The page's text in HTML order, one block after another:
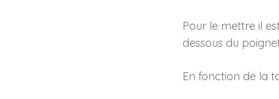
Pour le mettre il
dessous du
En fonction de la